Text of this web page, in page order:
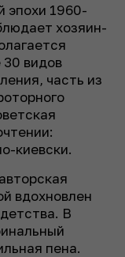
эпохи 1960-
хозяин-
видов
часть из
киевски.
вдохновлен
В
пена.